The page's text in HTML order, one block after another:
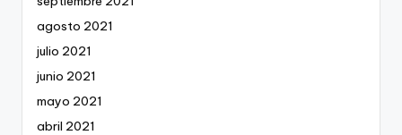
agosto 2021
julio 2021
junio 2021
mayo 2021
abril 2021